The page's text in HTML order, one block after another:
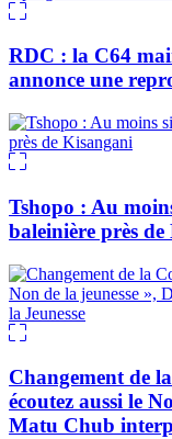
RDC : la C64
annonce une
Tshopo : Au
baleinière près
Changement de
écoutez aussi le
Matu Chub